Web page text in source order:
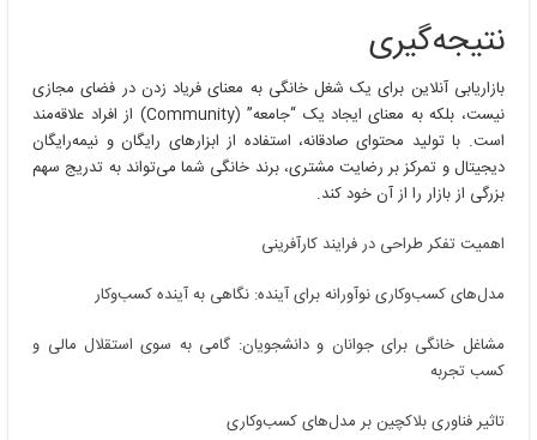
نتیجه‌گیری
بازاریابی آنلاین برای یک شغل خانگی به معنای فریاد زدن در فضای مجازی
نیست، بلکه به معنای ایجاد یک “جامعه” (Community) از افراد علاقه‌مند
است. با تولید محتوای صادقانه، استفاده از ابزارهای رایگان و نیمه‌رایگان
دیجیتال و تمرکز بر رضایت مشتری، برند خانگی شما می‌تواند به تدریج سهم
بزرگی از بازار را از آن خود کند.
اهمیت تفکر طراحی در فرایند کارآفرینی
مدل‌های کسب‌وکاری نوآورانه برای آینده: نگاهی به آینده کسب‌وکار
مشاغل خانگی برای جوانان و دانشجویان: گامی به سوی استقلال مالی و
کسب تجربه
تاثیر فناوری بلاکچین بر مدل‌های کسب‌وکاری